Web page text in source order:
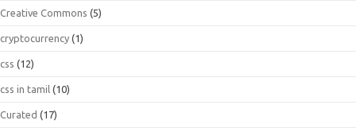
Creative Commons (5)
cryptocurrency (1)
css (12)
css in tamil (10)
Curated (17)